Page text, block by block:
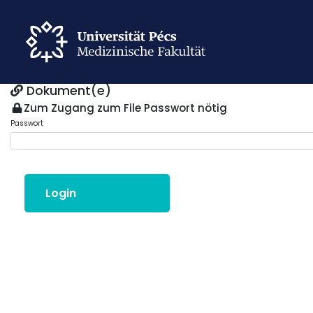
Dokument(e)
Zum Zugang zum File Passwort nötig
Passwort
Login